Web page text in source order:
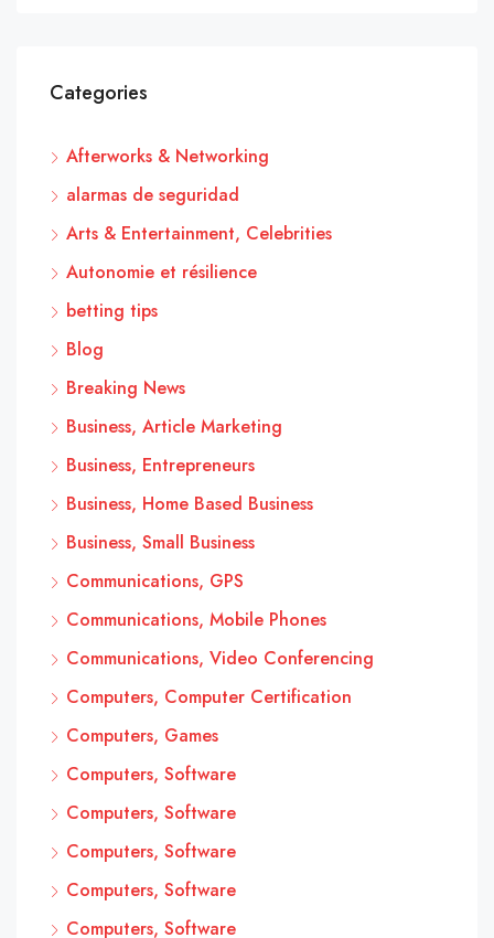
Categories
Afterworks & Networking
alarmas de seguridad
Arts & Entertainment, Celebrities
Autonomie et résilience
betting tips
Blog
Breaking News
Business, Article Marketing
Business, Entrepreneurs
Business, Home Based Business
Business, Small Business
Communications, GPS
Communications, Mobile Phones
Communications, Video Conferencing
Computers, Computer Certification
Computers, Games
Computers, Software
Computers, Software
Computers, Software
Computers, Software
Computers, Software